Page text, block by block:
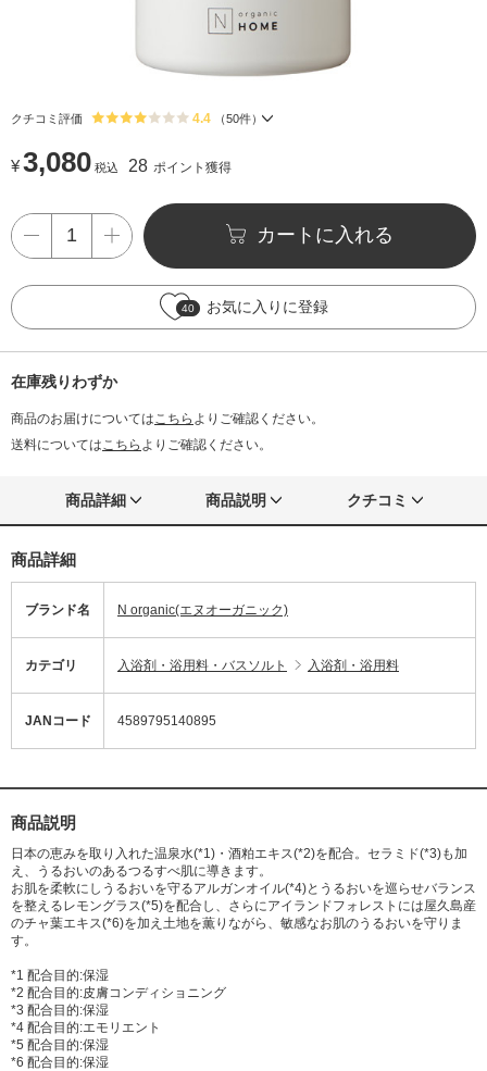
クチコミ評価 4.4 （50件）
¥3,080 税込 28 ポイント獲得
カートに入れる
40 お気に入りに登録
在庫残りわずか
商品のお届けについては こちら よりご確認ください。
送料については こちら よりご確認ください。
商品詳細 商品説明 クチコミ
商品詳細
ブランド名 N organic(エヌオーガニック)
カテゴリ 入浴剤・浴用料・バスソルト 入浴剤・浴用料
JANコード 4589795140895
商品説明
日本の恵みを取り入れた温泉水(*1)・酒粕エキス(*2)を配合。セラミド(*3)も加
え、うるおいのあるつるすべ肌に導きます。
お肌を柔軟にしうるおいを守るアルガンオイル(*4)とうるおいを巡らせバランス
を整えるレモングラス(*5)を配合し、さらにアイランドフォレストには屋久島産
のチャ葉エキス(*6)を加え土地を薫りながら、敏感なお肌のうるおいを守りま
す。
*1 配合目的:保湿
*2 配合目的:皮膚コンディショニング
*3 配合目的:保湿
*4 配合目的:エモリエント
*5 配合目的:保湿
*6 配合目的:保湿